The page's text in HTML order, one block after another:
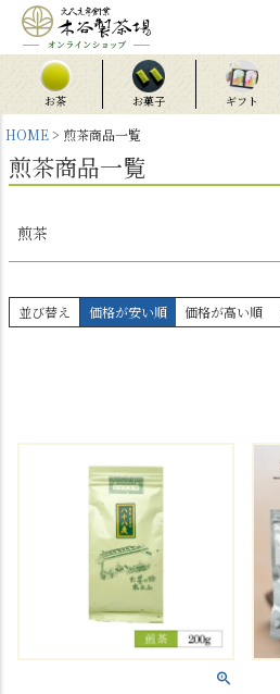
お茶 お菓子 ギフト
HOME 煎茶商品一覧
煎茶商品一覧
煎茶
新着順
登録順
価格が安い順
価格が高い順
優先度順
レビュー順
キーワードヒット順
検索
並び替え 価格が安い順 価格が高い順